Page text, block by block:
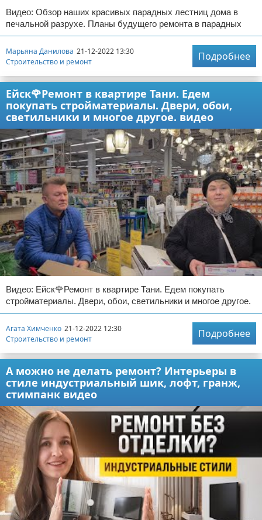
Видео: Обзор наших красивых парадных лестниц дома в
печальной разрухе. Планы будущего ремонта в парадных
Марьяна Данилова 21-12-2022 13:30
Строительство и ремонт
Подробнее
Ейск🌹Ремонт в квартире Тани. Едем
покупать стройматериалы. Двери, обои,
светильники и многое другое. видео
Видео: Ейск🌹Ремонт в квартире Тани. Едем покупать
стройматериалы. Двери, обои, светильники и многое другое.
Агата Химченко 21-12-2022 12:30
Строительство и ремонт
Подробнее
А можно не делать ремонт? Интерьеры в
стиле индустриальный шик, лофт, гранж,
стимпанк видео